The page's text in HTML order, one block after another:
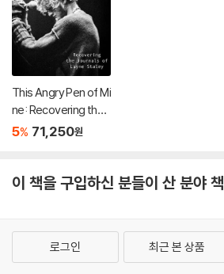
This Angry Pen of Mi
ne: Recovering the J
ournals of Layne Sta
5% 71,250원
이 책을 구입하신 분들이 산 분야 책
로그인 최근 본 상품